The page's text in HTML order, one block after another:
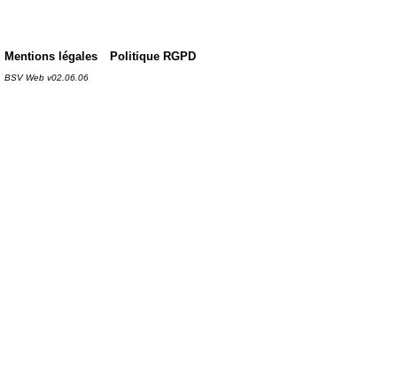
Mentions légales Politique RGPD
BSV Web v02.06.06